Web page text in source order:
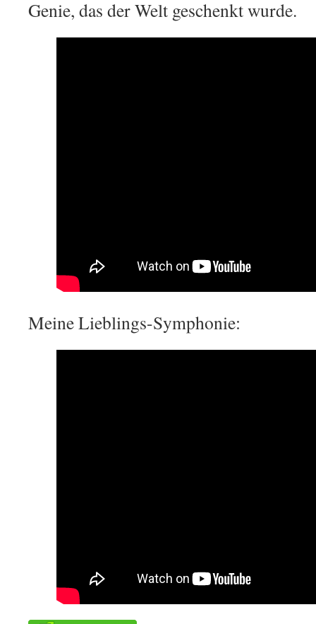
Genie, das der Welt geschenkt wurde.
Meine Lieblings-Symphonie: